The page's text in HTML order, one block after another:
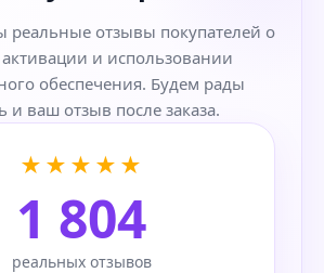
реальные отзывы покупателей о
активации и использовании
обеспечения. Будем рады
и ваш отзыв после заказа.
★★★★★
1 804
реальных отзывов